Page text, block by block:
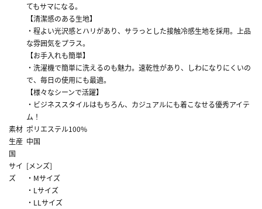
てもサマになる。
【清潔感のある生地】
・程よい光沢感とハリがあり、サラっとした接触冷感生地を採用。上品
な雰囲気をプラス。
【お手入れも簡単】
・洗濯機で簡単に洗えるのも魅力。速乾性があり、しわになりにくいの
で、毎日の使用にも最適。
【様々なシーンで活躍】
・ビジネススタイルはもちろん、カジュアルにも着こなせる優秀アイテ
ム！
素材 ポリエステル100%
生産
国
中国
サイ
ズ
[メンズ]
・Mサイズ
・Lサイズ
・LLサイズ